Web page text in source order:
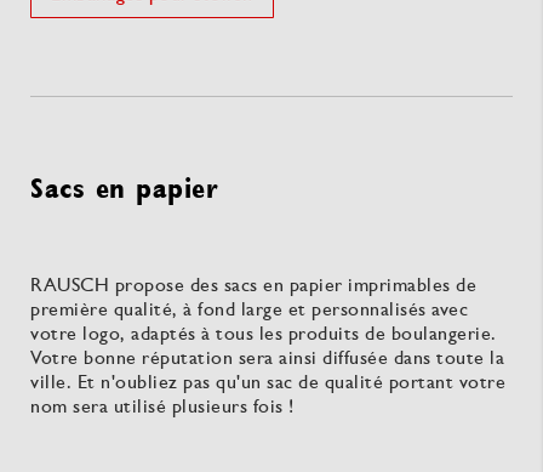
Sacs en papier
RAUSCH propose des sacs en papier imprimables de
première qualité, à fond large et personnalisés avec
votre logo, adaptés à tous les produits de boulangerie.
Votre bonne réputation sera ainsi diffusée dans toute la
ville. Et n'oubliez pas qu'un sac de qualité portant votre
nom sera utilisé plusieurs fois !